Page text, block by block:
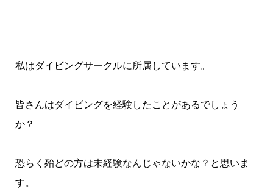
私はダイビングサークルに所属しています。
皆さんはダイビングを経験したことがあるでしょう
か？
恐らく殆どの方は未経験なんじゃないかな？と思いま
す。